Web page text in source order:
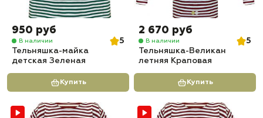
950 руб
В наличии
5
Тельняшка-майка
детская Зеленая
Купить
2 670 руб
В наличии
5
Тельняшка-Великан
летняя Краповая
Купить